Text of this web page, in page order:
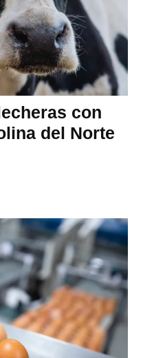
con
del Norte